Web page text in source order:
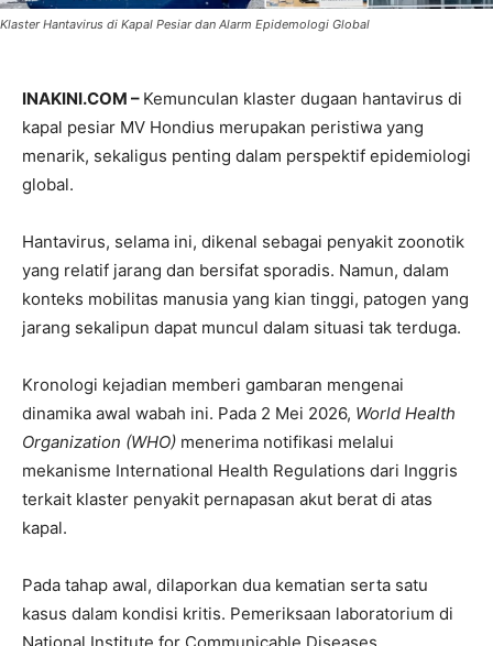
Klaster Hantavirus di Kapal Pesiar dan Alarm Epidemologi Global
INAKINI.COM – Kemunculan klaster dugaan hantavirus di
kapal pesiar MV Hondius merupakan peristiwa yang
menarik, sekaligus penting dalam perspektif epidemiologi
global.
Hantavirus, selama ini, dikenal sebagai penyakit zoonotik
yang relatif jarang dan bersifat sporadis. Namun, dalam
konteks mobilitas manusia yang kian tinggi, patogen yang
jarang sekalipun dapat muncul dalam situasi tak terduga.
Kronologi kejadian memberi gambaran mengenai
dinamika awal wabah ini. Pada 2 Mei 2026, World Health
Organization (WHO) menerima notifikasi melalui
mekanisme International Health Regulations dari Inggris
terkait klaster penyakit pernapasan akut berat di atas
kapal.
Pada tahap awal, dilaporkan dua kematian serta satu
kasus dalam kondisi kritis. Pemeriksaan laboratorium di